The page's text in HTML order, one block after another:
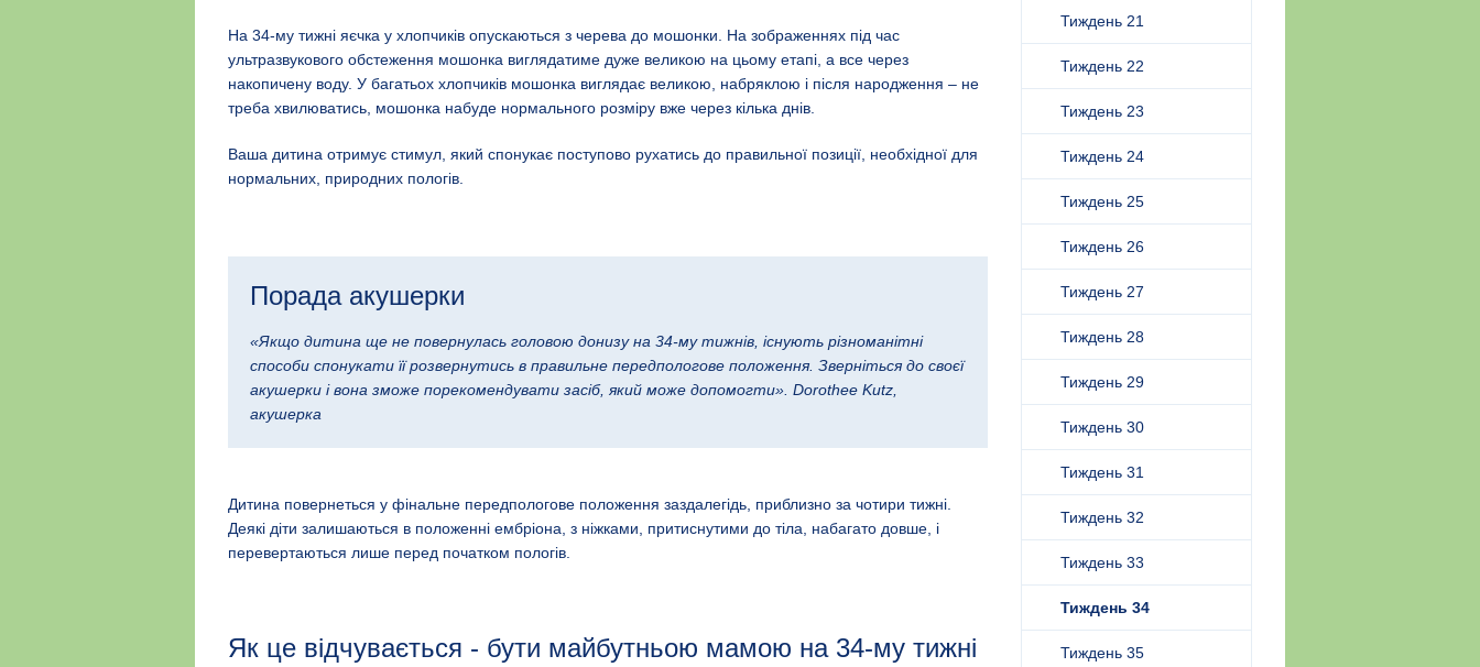
На 34-му тижні яєчка у хлопчиків опускаються з черева до мошонки. На зображеннях під час
ультразвукового обстеження мошонка виглядатиме дуже великою на цьому етапі, а все через
накопичену воду. У багатьох хлопчиків мошонка виглядає великою, набряклою і після народження – не
треба хвилюватись, мошонка набуде нормального розміру вже через кілька днів.
Ваша дитина отримує стимул, який спонукає поступово рухатись до правильної позиції, необхідної для
нормальних, природних пологів.
Порада акушерки
«Якщо дитина ще не повернулась головою донизу на 34-му тижнів, існують різноманітні
способи спонукати її розвернутись в правильне передпологове положення. Зверніться до своєї
акушерки і вона зможе порекомендувати засіб, який може допомогти». Dorothee Kutz,
акушерка
Дитина повернеться у фінальне передпологове положення заздалегідь, приблизно за чотири тижні.
Деякі діти залишаються в положенні ембріона, з ніжками, притиснутими до тіла, набагато довше, і
перевертаються лише перед початком пологів.
Як це відчувається - бути майбутньою мамою на 34-му тижні
Тиждень 21
Тиждень 22
Тиждень 23
Тиждень 24
Тиждень 25
Тиждень 26
Тиждень 27
Тиждень 28
Тиждень 29
Тиждень 30
Тиждень 31
Тиждень 32
Тиждень 33
Тиждень 34
Тиждень 35